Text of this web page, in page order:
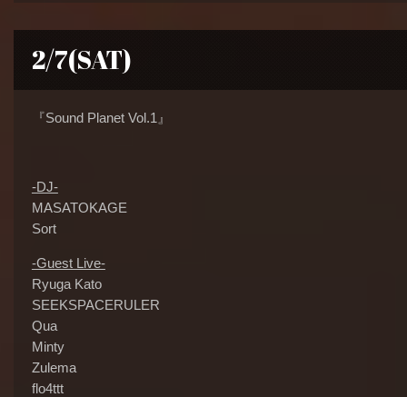
2/7(SAT)
『Sound Planet Vol.1』
-DJ-
MASATOKAGE
Sort
-Guest Live-
Ryuga Kato
SEEKSPACERULER
Qua
Minty
Zulema
flo4ttt